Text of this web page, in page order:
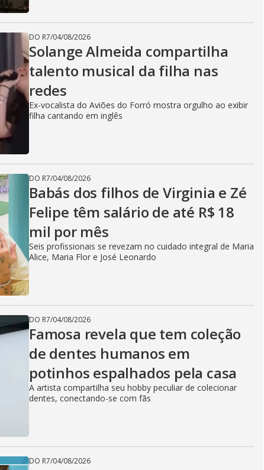
DO R7/04/08/2026
Solange Almeida compartilha
talento musical da filha nas
redes
Ex-vocalista do Aviões do Forró mostra orgulho ao exibir
filha cantando em inglês
DO R7/04/08/2026
Babás dos filhos de Virginia e Zé
Felipe têm salário de até R$ 18
mil por mês
Seis profissionais se revezam no cuidado integral de Maria
Alice, Maria Flor e José Leonardo
DO R7/04/08/2026
Famosa revela que tem coleção
de dentes humanos em
potinhos espalhados pela casa
A artista compartilha seu hobby peculiar de colecionar
dentes, conectando-se com fãs
DO R7/04/08/2026